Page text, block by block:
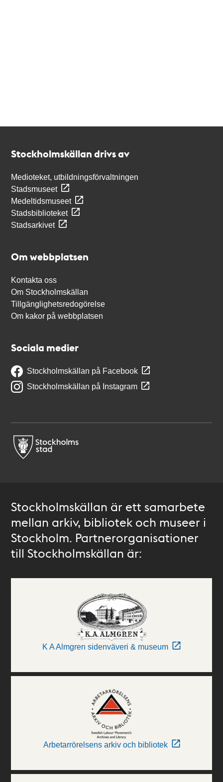
Stockholmskällan drivs av
Medioteket, utbildningsförvaltningen
Stadsmuseet
Medeltidsmuseet
Stadsbiblioteket
Stadsarkivet
Om webbplatsen
Kontakta oss
Om Stockholmskällan
Tillgänglighetsredogörelse
Om kakor på webbplatsen
Sociala medier
Stockholmskällan på Facebook
Stockholmskällan på Instagram
Stockholmskällan är ett samarbete
mellan arkiv, bibliotek och museer i
Stockholm. Partnerorganisationer
till Stockholmskällan är:
K A Almgren sidenväveri & museum
Arbetarrörelsens arkiv och bibliotek